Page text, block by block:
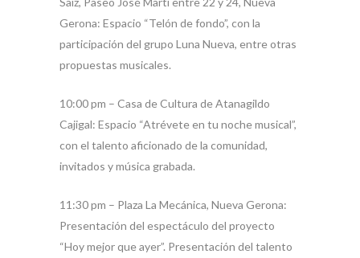
Gerona: Espacio “Telón de fondo”, con la
participación del grupo Luna Nueva, entre otras
propuestas musicales.
10:00 pm – Casa de Cultura de Atanagildo
Cajigal: Espacio “Atrévete en tu noche musical”,
con el talento aficionado de la comunidad,
invitados y música grabada.
11:30 pm – Plaza La Mecánica, Nueva Gerona:
Presentación del espectáculo del proyecto
“Hoy mejor que ayer”. Presentación del talento